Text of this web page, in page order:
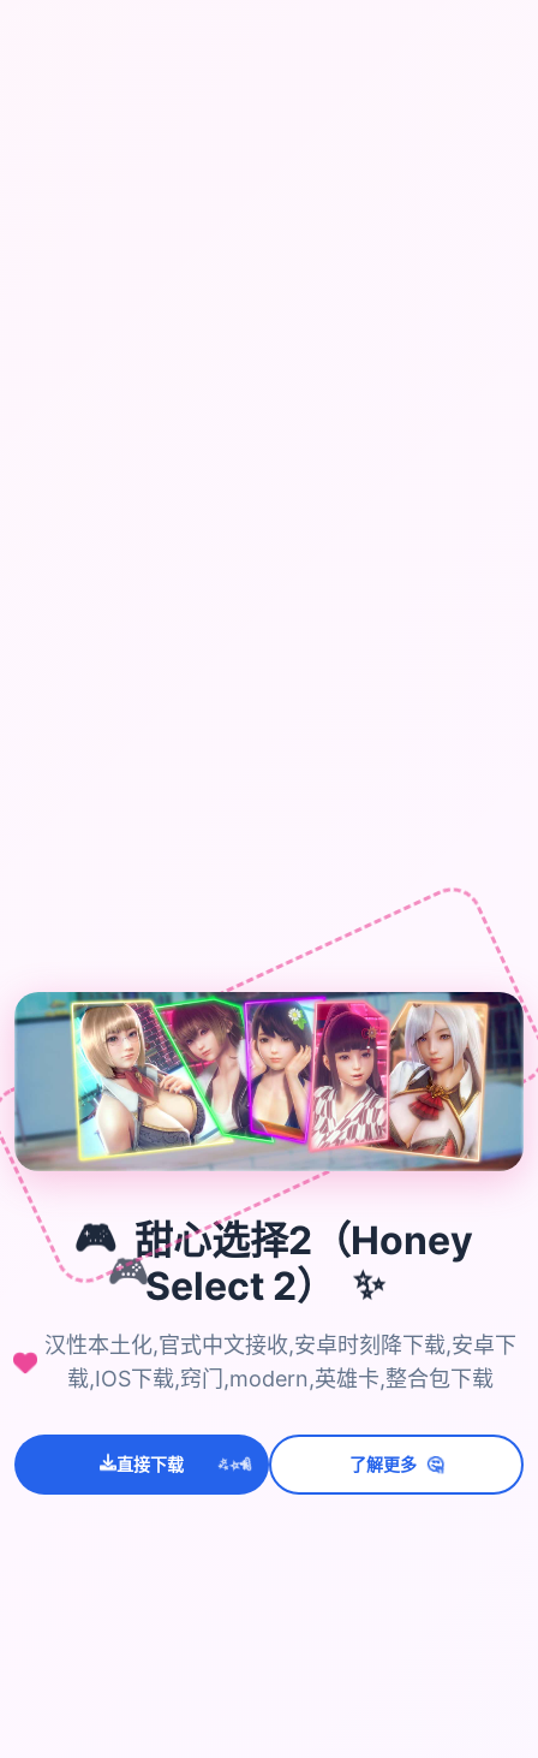
🎮
🎮 甜心选择2（Honey
Select 2）
✨
汉性本土化,官式中文接收,安卓时刻降下载,安卓下
载,IOS下载,窍门,modern,英雄卡,整合包下载
直接下载 ✨⭐💫 了解更多 🤔